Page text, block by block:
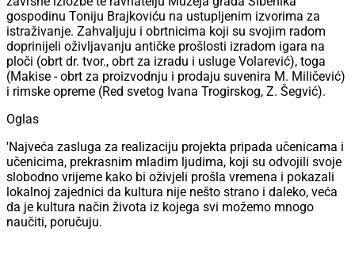
gospodinu Toniju Brajkoviću na ustupljenim izvorima za
istraživanje. Zahvaljuju i obrtnicima koji su svojim radom
doprinijeli oživljavanju antičke prošlosti izradom igara na
ploči (obrt dr. tvor., obrt za izradu i usluge Volarević), toga
(Makise - obrt za proizvodnju i prodaju suvenira M. Miličević)
i rimske opreme (Red svetog Ivana Trogirskog, Z. Šegvić).
Oglas
'Najveća zasluga za realizaciju projekta pripada učenicama i
učenicima, prekrasnim mladim ljudima, koji su odvojili svoje
slobodno vrijeme kako bi oživjeli prošla vremena i pokazali
lokalnoj zajednici da kultura nije nešto strano i daleko, veća
da je kultura način života iz kojega svi možemo mnogo
naučiti, poručuju.